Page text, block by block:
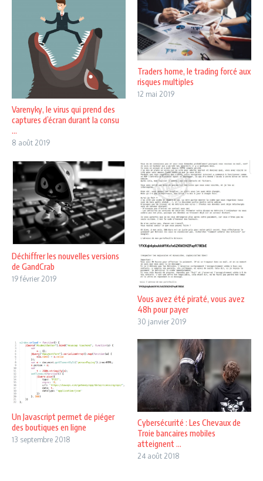
Varenyky, le virus qui prend des
captures d’écran durant la consu
...
8 août 2019
Traders home, le trading forcé aux
risques multiples
12 mai 2019
Déchiffrer les nouvelles versions
de GandCrab
19 février 2019
Vous avez été piraté, vous avez
48h pour payer
30 janvier 2019
Un Javascript permet de piéger
des boutiques en ligne
13 septembre 2018
Cybersécurité : Les Chevaux de
Troie bancaires mobiles
atteignent ...
24 août 2018